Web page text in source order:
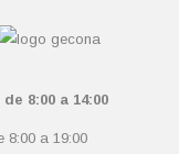
8:00 a 14:00
8:00 a 19:00